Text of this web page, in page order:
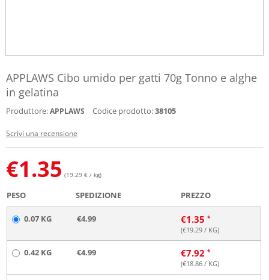
APPLAWS Cibo umido per gatti 70g Tonno e alghe
in gelatina
Produttore:APPLAWS Codice prodotto:38105
Scrivi una recensione
€1.35 (19.29 € / kg)
PESO SPEDIZIONE PREZZO
0.07 KG €4.99 €1.35
(€19.29 / KG)
0.42 KG €4.99 €7.92
(€18.86 / KG)